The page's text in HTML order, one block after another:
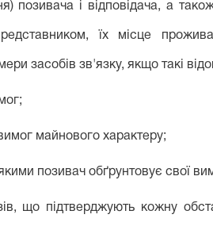
позивача і відповідача, а
їх місце
засобів зв'язку, якщо такі
майнового характеру;
позивач обґрунтовує свої
що підтверджують кожну